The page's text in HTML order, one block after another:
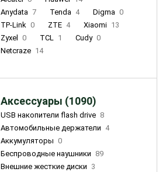
Anydata 7 Tenda 4 Digma 0
TP-Link 0 ZTE 4 Xiaomi 13
Zyxel
0 TCL 1 Cudy 0
Netcraze 14
Аксессуары (1090)
USB накопители flash drive 8
Автомобильные держатели 4
Аккумуляторы 0
Беспроводные наушники 89
Внешние жесткие диски 3